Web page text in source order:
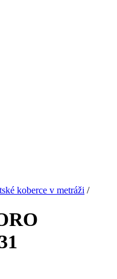
koberce v metráži /